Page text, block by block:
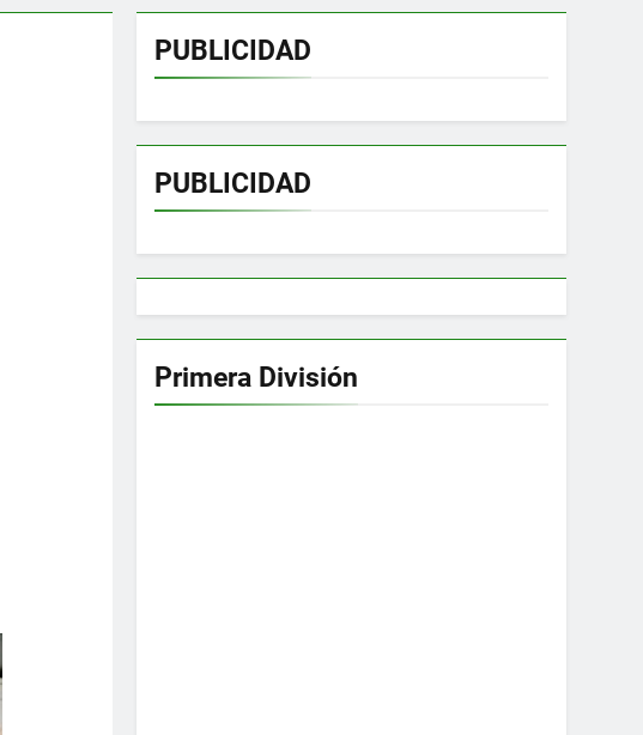
PUBLICIDAD
PUBLICIDAD
Primera División